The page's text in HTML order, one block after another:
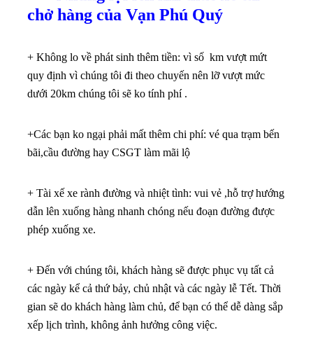
chở hàng của Vạn Phú Quý
+ Không lo về phát sinh thêm tiền: vì số km vượt mứt
quy định vì chúng tôi đi theo chuyến nên lỡ vượt mức
dưới 20km chúng tôi sẽ ko tính phí .
+Các bạn ko ngại phải mất thêm chi phí: vé qua trạm bến
bãi,cầu đường hay CSGT làm mãi lộ
+ Tài xế xe rành đường và nhiệt tình: vui vẻ ,hỗ trợ hướng
dẫn lên xuống hàng nhanh chóng nếu đoạn đường được
phép xuống xe.
+ Đến với chúng tôi, khách hàng sẽ được phục vụ tất cả
các ngày kể cả thứ bảy, chủ nhật và các ngày lễ Tết. Thời
gian sẽ do khách hàng làm chủ, để bạn có thể dễ dàng sắp
xếp lịch trình, không ảnh hưởng công việc.